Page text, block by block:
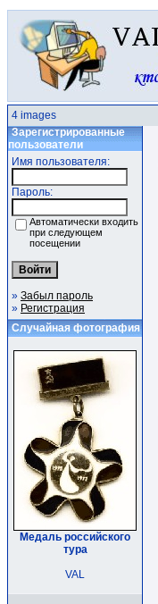
4 images
Зарегистрированные
пользователи
Имя пользователя:
Пароль:
Автоматически входить
при следующем
посещении
» Забыл пароль
» Регистрация
Случайная фотография
Медаль российского
тура
VAL